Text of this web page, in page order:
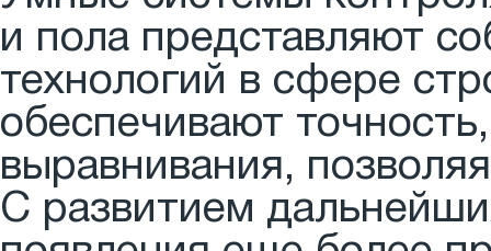
и пола представляют
технологий в сфере
обеспечивают
выравнивания,
С развитием